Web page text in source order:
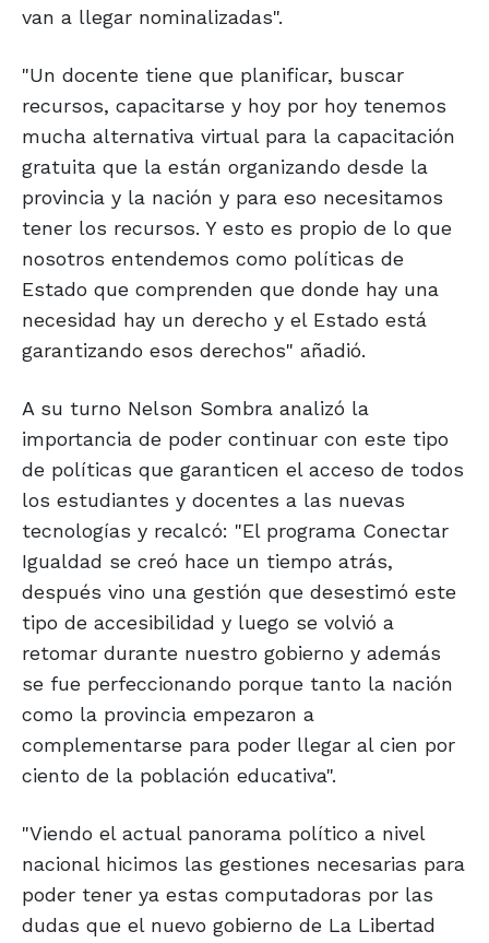
van a llegar nominalizadas".
"Un docente tiene que planificar, buscar
recursos, capacitarse y hoy por hoy tenemos
mucha alternativa virtual para la capacitación
gratuita que la están organizando desde la
provincia y la nación y para eso necesitamos
tener los recursos. Y esto es propio de lo que
nosotros entendemos como políticas de
Estado que comprenden que donde hay una
necesidad hay un derecho y el Estado está
garantizando esos derechos" añadió.
A su turno Nelson Sombra analizó la
importancia de poder continuar con este tipo
de políticas que garanticen el acceso de todos
los estudiantes y docentes a las nuevas
tecnologías y recalcó: "El programa Conectar
Igualdad se creó hace un tiempo atrás,
después vino una gestión que desestimó este
tipo de accesibilidad y luego se volvió a
retomar durante nuestro gobierno y además
se fue perfeccionando porque tanto la nación
como la provincia empezaron a
complementarse para poder llegar al cien por
ciento de la población educativa".
"Viendo el actual panorama político a nivel
nacional hicimos las gestiones necesarias para
poder tener ya estas computadoras por las
dudas que el nuevo gobierno de La Libertad